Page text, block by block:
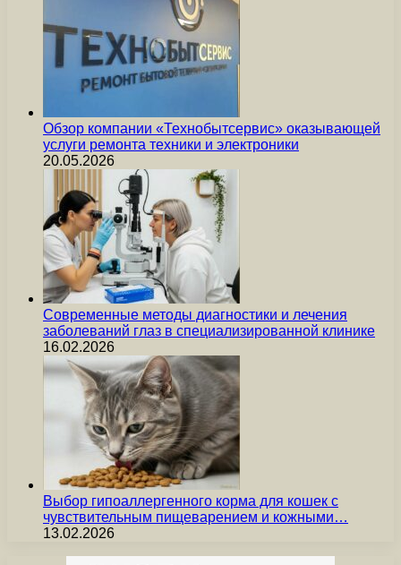
Обзор компании «Технобытсервис» оказывающей
услуги ремонта техники и электроники
20.05.2026
Современные методы диагностики и лечения
заболеваний глаз в специализированной клинике
16.02.2026
Выбор гипоаллергенного корма для кошек с
чувствительным пищеварением и кожными…
13.02.2026